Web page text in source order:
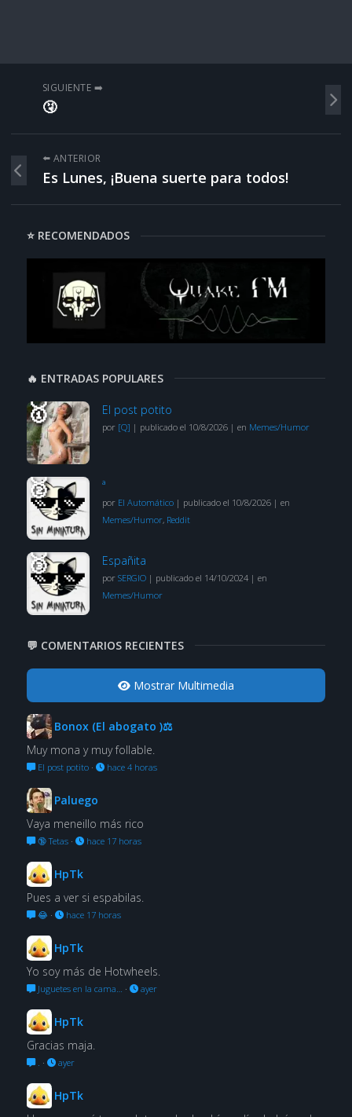
SIGUIENTE ➡️
🤧
⬅️ ANTERIOR
Es Lunes, ¡Buena suerte para todos!
⭐ RECOMENDADOS
🔥 ENTRADAS POPULARES
El post potito
por [Q] | publicado el 10/8/2026| en Memes/Humor
ª
por El Automático| publicado el 10/8/2026| en
Memes/Humor, Reddit
Españita
por SERGIO| publicado el 14/10/2024| en
Memes/Humor
💬 COMENTARIOS RECIENTES
Mostrar Multimedia
Bonox (El abogato )⚖
Muy mona y muy follable.
El post potito· hace 4 horas
Paluego
Vaya meneillo más rico
🔞 Tetas· hace 17 horas
HpTk
Pues a ver si espabilas.
😂· hace 17 horas
HpTk
Yo soy más de Hotwheels.
Juguetes en la cama… · ayer
HpTk
Gracias maja.
. · ayer
HpTk